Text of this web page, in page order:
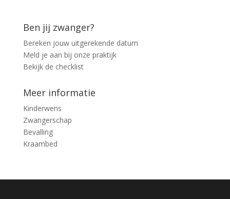
Ben jij zwanger?
Bereken jouw uitgerekende datum
Meld je aan bij onze praktijk
Bekijk de checklist
Meer informatie
Kinderwens
Zwangerschap
Bevalling
Kraambed